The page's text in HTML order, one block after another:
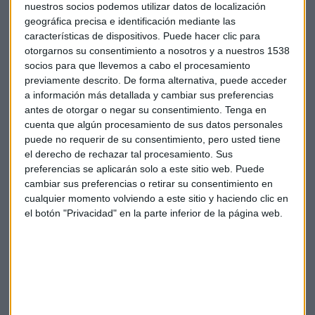
nuestros socios podemos utilizar datos de localización
geográfica precisa e identificación mediante las
características de dispositivos. Puede hacer clic para
otorgarnos su consentimiento a nosotros y a nuestros 1538
socios para que llevemos a cabo el procesamiento
previamente descrito. De forma alternativa, puede acceder
a información más detallada y cambiar sus preferencias
antes de otorgar o negar su consentimiento. Tenga en
cuenta que algún procesamiento de sus datos personales
puede no requerir de su consentimiento, pero usted tiene
el derecho de rechazar tal procesamiento. Sus
preferencias se aplicarán solo a este sitio web. Puede
cambiar sus preferencias o retirar su consentimiento en
cualquier momento volviendo a este sitio y haciendo clic en
el botón "Privacidad" en la parte inferior de la página web.
sitúa por debajo de la italiana, en 138 puntos básicos, y la
rentabilidad del bono a 10 años en el 1,28%.
Bolsa Santander Economía Mercados
Finanzas
Suscríbete a nuestros boletines